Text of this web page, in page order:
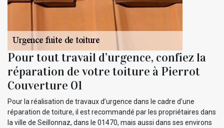
Pour tout travail d’urgence, confiez la
réparation de votre toiture à Pierrot
Couverture 01
Pour la réalisation de travaux d’urgence dans le cadre d’une
réparation de toiture, il est recommandé par les propriétaires dans
la ville de Seillonnaz, dans le 01470, mais aussi dans ses environs